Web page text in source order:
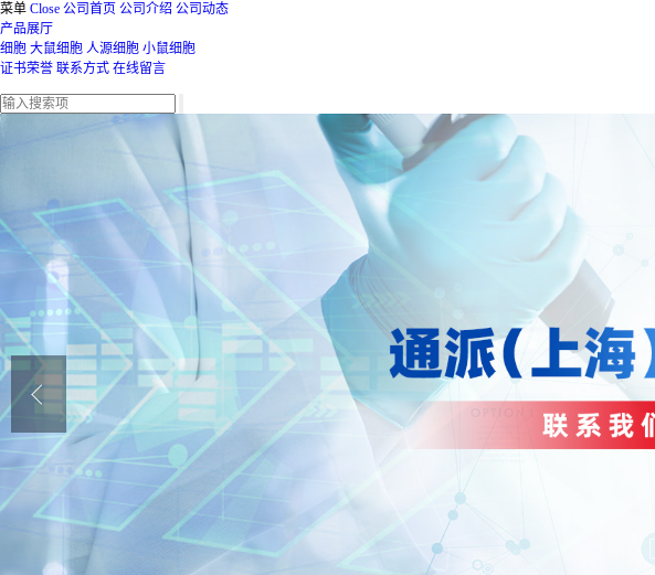
菜单 Close 公司首页 公司介绍 公司动态
产品展厅
细胞 大鼠细胞 人源细胞 小鼠细胞
证书荣誉 联系方式 在线留言